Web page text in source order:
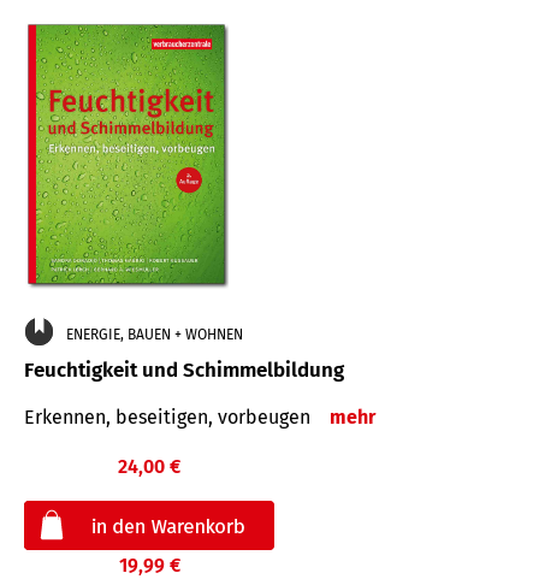
ENERGIE, BAUEN + WOHNEN
Feuchtigkeit und Schimmelbildung
Erkennen, beseitigen, vorbeugen mehr
24,00 €
19,99 €